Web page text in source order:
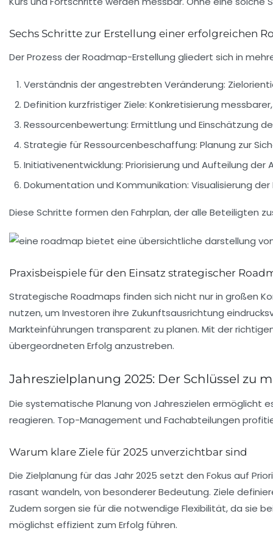
Sechs Schritte zur Erstellung einer erfolgreichen
Der Prozess der Roadmap-Erstellung gliedert sich in
Verständnis der angestrebten Veränderung:
Definition kurzfristiger Ziele: Konkretisierung
Ressourcenbewertung: Ermittlung und Einschätzung
Strategie für Ressourcenbeschaffung: Planung zur
Initiativenentwicklung: Priorisierung und Aufteilung
Dokumentation und Kommunikation: Visualisierung
Diese Schritte formen den Fahrplan, der alle Beteiligten
Praxisbeispiele für den Einsatz strategischer
Strategische Roadmaps finden sich nicht nur in großen
nutzen, um Investoren ihre Zukunftsausrichtung
Markteinführungen transparent zu planen. Mit der
übergeordneten Erfolg anzustreben.
Jahreszielplanung 2025: Der Schlüssel zu
Die systematische Planung von Jahreszielen ermöglicht
reagieren. Top-Management und Fachabteilungen
Warum klare Ziele für 2025 unverzichtbar sind
Die Zielplanung für das Jahr 2025 setzt den Fokus auf
rasant wandeln, von besonderer Bedeutung. Ziele
Zudem sorgen sie für die notwendige Flexibilität, da sie
möglichst effizient zum Erfolg führen.